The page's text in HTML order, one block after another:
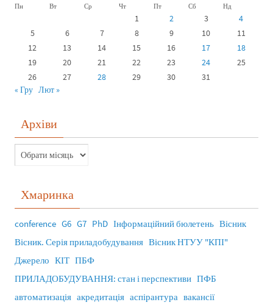
Пн Вт Ср Чт Пт Сб Нд
1 2 3
4
5
6 7 8 9 10
11
12
13 14 15 16 17
18
19
20 21 22 23 24
25
26
27 28 29 30
31
« Гру Лют »
Архіви
Хмаринка
conference G6 G7 PhD Інформаційний бюлетень Вісник
Вісник. Серія приладобудування Вісник НТУУ "КПІ"
Джерело КІТ ПБФ
ПРИЛАДОБУДУВАННЯ: стан і перспективи ПФБ
автоматизація акредитація аспірантура вакансії